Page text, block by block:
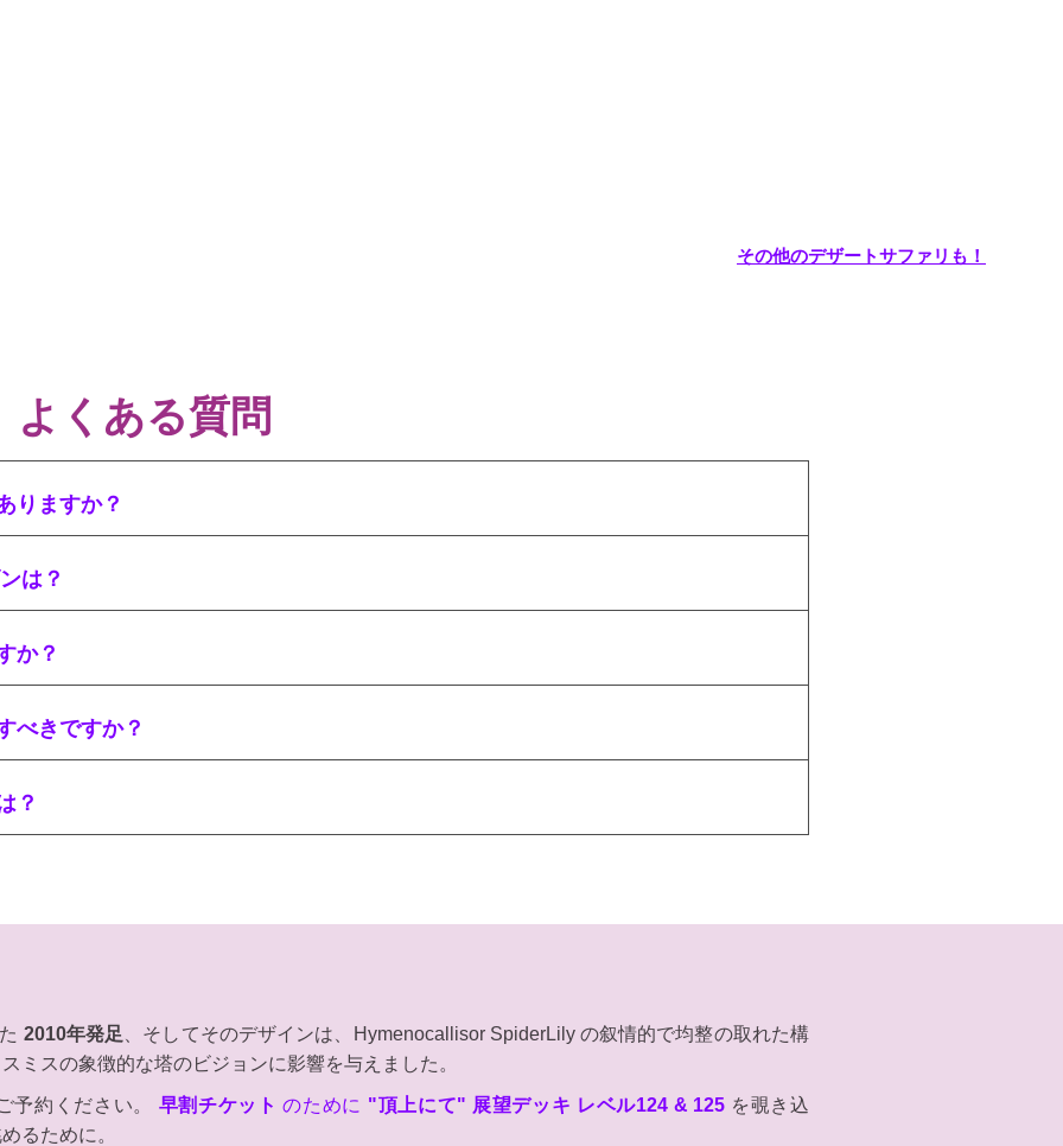
その他のデザートサファリも！
よくある質問
りますか？
は？
か？
べきですか？
？
2010年発足
、そしてそのデザインは、Hymenocallisor SpiderLily の叙情的で均整の取れた構
ミスの象徴的な塔のビジョンに影響を与えました。
予約ください。 早割チケット のために "頂上にて" 展望デッキ レベル124 & 125 を覗き込
るために。